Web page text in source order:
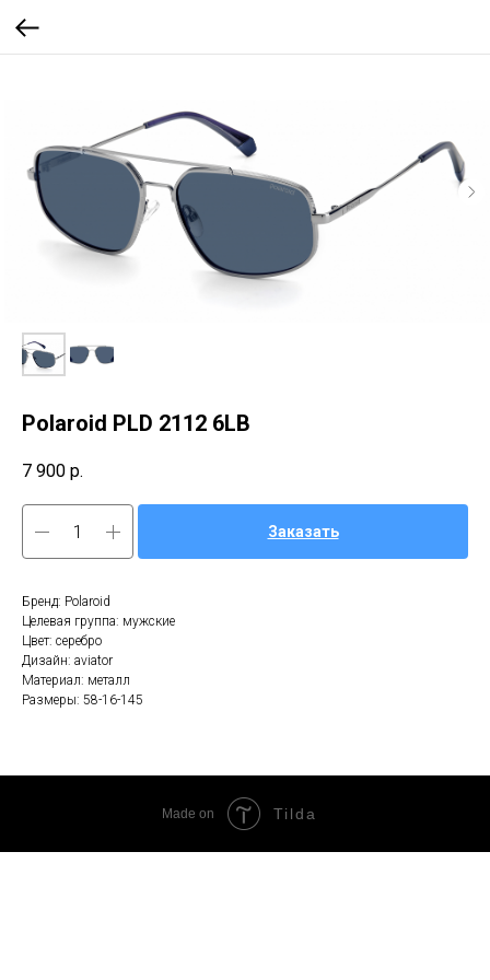
Polaroid PLD 2112 6LB
7 900 р.
Заказать
Бренд: Polaroid
Целевая группа: мужские
Цвет: серебро
Дизайн: aviator
Материал: металл
Размеры: 58-16-145
Made on Tilda